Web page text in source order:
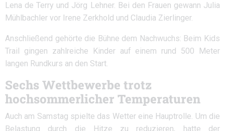
Lena de Terry und Jörg Lehner. Bei den Frauen gewann Julia
Mühlbachler vor Irene Zerkhold und Claudia Zierlinger.
Anschließend gehörte die Bühne dem Nachwuchs: Beim Kids
Trail gingen zahlreiche Kinder auf einem rund 500 Meter
langen Rundkurs an den Start.
Sechs Wettbewerbe trotz
hochsommerlicher Temperaturen
Auch am Samstag spielte das Wetter eine Hauptrolle. Um die
Belastung durch die Hitze zu reduzieren, hatte der